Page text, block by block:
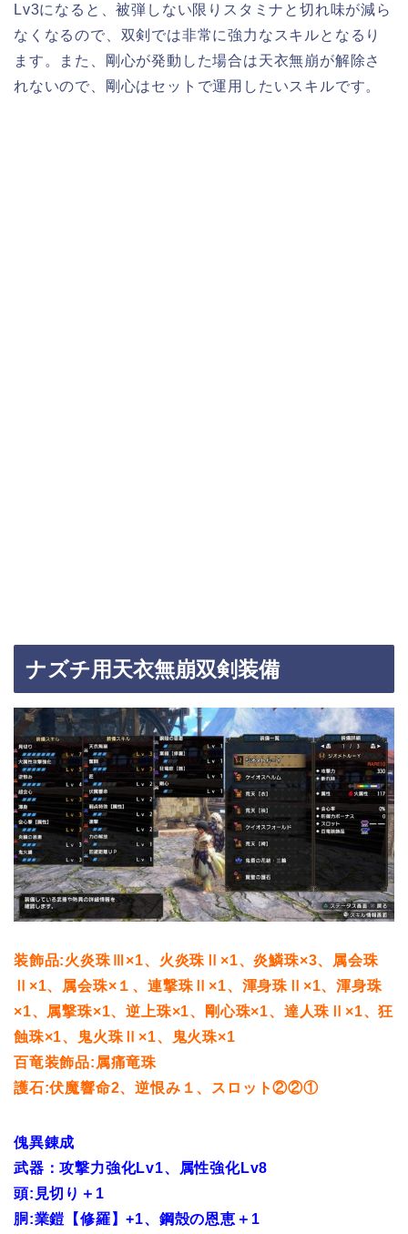
Lv3になると、被弾しない限りスタミナと切れ味が減ら
なくなるので、双剣では非常に強力なスキルとなるり
ます。また、剛心が発動した場合は天衣無崩が解除さ
れないので、剛心はセットで運用したいスキルです。
ナズチ用天衣無崩双剣装備
装飾品:火炎珠Ⅲ×1、火炎珠Ⅱ×1、炎鱗珠×3、属会珠
Ⅱ×1、属会珠×１、連撃珠Ⅱ×1、渾身珠Ⅱ×1、渾身珠
×1、属撃珠×1、逆上珠×1、剛心珠×1、達人珠Ⅱ×1、狂
蝕珠×1、鬼火珠Ⅱ×1、鬼火珠×1
百竜装飾品:属痛竜珠
護石:伏魔響命2、逆恨み１、スロット②②①
傀異錬成
武器：攻撃力強化Lv1、属性強化Lv8
頭:見切り＋1
胴:業鎧【修羅】+1、鋼殻の恩恵＋1